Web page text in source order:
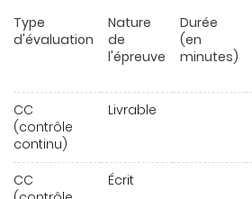
Type
d'évaluation
Nature
de
l'épreuve
Durée
(en
minutes)
CC
(contrôle
continu)
Livrable
CC
Écrit